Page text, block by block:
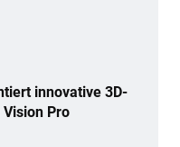
innovative 3D-
Pro